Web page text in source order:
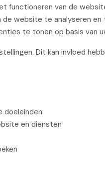
functioneren van de
de website te analyseren
te tonen op basis van
Dit kan invloed
doeleinden:
en diensten